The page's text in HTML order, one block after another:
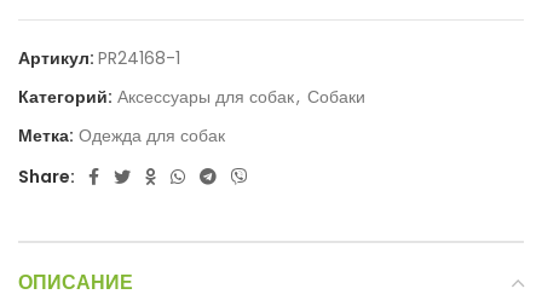
Артикул: PR24168-1
Категорий: Аксессуары для собак, Собаки
Метка: Одежда для собак
Share:
ОПИСАНИЕ